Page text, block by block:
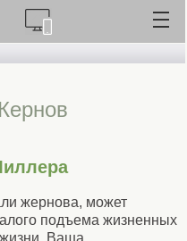
жернова, может
подъема жизненных
Ваша